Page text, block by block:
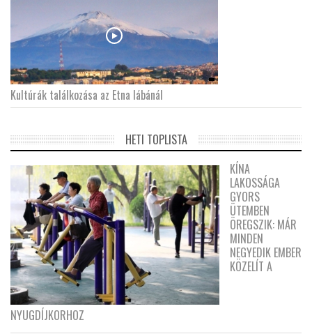
Kultúrák találkozása az Etna lábánál
HETI TOPLISTA
KÍNA
LAKOSSÁGA
GYORS
ÜTEMBEN
ÖREGSZIK: MÁR
MINDEN
NEGYEDIK EMBER
KÖZELÍT A
NYUGDÍJKORHOZ